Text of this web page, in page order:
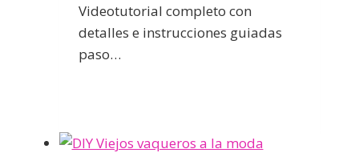
Videotutorial completo con
detalles e instrucciones guiadas
paso…